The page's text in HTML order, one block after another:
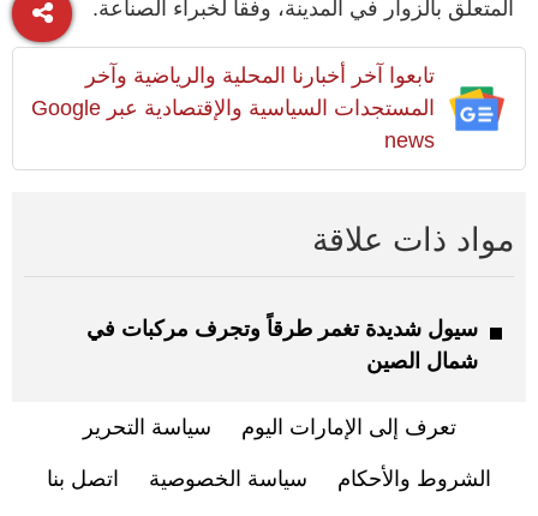
المتعلق بالزوار في المدينة، وفقاً لخبراء الصناعة.
تابعوا آخر أخبارنا المحلية والرياضية وآخر
المستجدات السياسية والإقتصادية عبر Google
news
مواد ذات علاقة
سيول شديدة تغمر طرقاً وتجرف مركبات في
شمال الصين
تعرف إلى الإمارات اليوم سياسة التحرير
الشروط والأحكام سياسة الخصوصية اتصل بنا